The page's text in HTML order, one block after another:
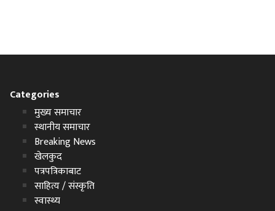
Categories
मुख्य समाचार
स्थानीय समाचार
Breaking News
खेलकुद
पत्रपत्रिकाबाट
साहित्य / संस्कृति
स्वास्थ्य